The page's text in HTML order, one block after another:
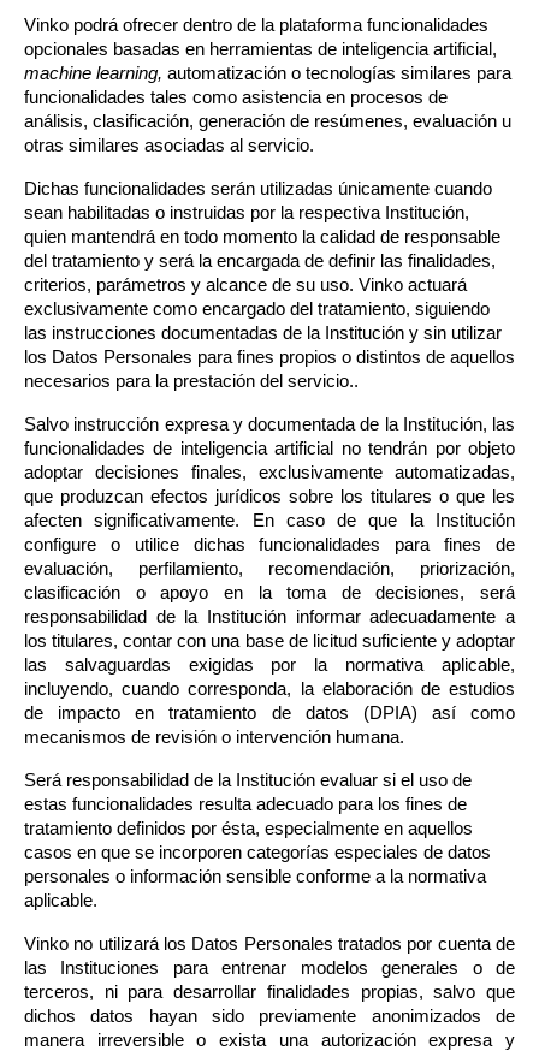
Vinko podrá ofrecer dentro de la plataforma funcionalidades
machine learning, automatización o tecnologías similares para
funcionalidades tales como asistencia en procesos de
análisis, clasificación, generación de resúmenes, evaluación u
otras similares asociadas al servicio.
Dichas funcionalidades serán utilizadas únicamente cuando
sean habilitadas o instruidas por la respectiva Institución,
quien mantendrá en todo momento la calidad de responsable
del tratamiento y será la encargada de definir las finalidades,
criterios, parámetros y alcance de su uso. Vinko actuará
exclusivamente como encargado del tratamiento, siguiendo
las instrucciones documentadas de la Institución y sin utilizar
los Datos Personales para fines propios o distintos de aquellos
necesarios para la prestación del servicio..
Salvo instrucción expresa y documentada de la Institución, las
funcionalidades de inteligencia artificial no tendrán por objeto
adoptar decisiones finales, exclusivamente automatizadas,
que produzcan efectos jurídicos sobre los titulares o que les
afecten significativamente. En caso de que la Institución
configure o utilice dichas funcionalidades para fines de
evaluación, perfilamiento, recomendación, priorización,
clasificación o apoyo en la toma de decisiones, será
responsabilidad de la Institución informar adecuadamente a
los titulares, contar con una base de licitud suficiente y adoptar
las salvaguardas exigidas por la normativa aplicable,
incluyendo, cuando corresponda, la elaboración de estudios
de impacto en tratamiento de datos (DPIA) así como
mecanismos de revisión o intervención humana.
Será responsabilidad de la Institución evaluar si el uso de
estas funcionalidades resulta adecuado para los fines de
tratamiento definidos por ésta, especialmente en aquellos
casos en que se incorporen categorías especiales de datos
personales o información sensible conforme a la normativa
aplicable.
Vinko no utilizará los Datos Personales tratados por cuenta de
las Instituciones para entrenar modelos generales o de
terceros, ni para desarrollar finalidades propias, salvo que
dichos datos hayan sido previamente anonimizados de
manera irreversible o exista una autorización expresa y